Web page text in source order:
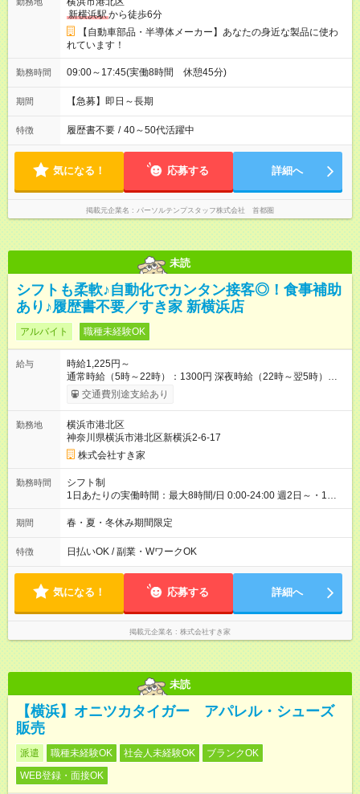
新横浜駅から徒歩6分
【自動車部品・半導体メーカー】あなたの身近な製品に使わ
れています！
勤務時間 09:00～17:45(実働8時間 休憩45分)
期間 【急募】即日～長期
特徴 履歴書不要 / 40～50代活躍中
気になる！ 応募する 詳細へ
掲載元企業名 パーソルテンプスタッフ株式会社 首都圏
未読
シフトも柔軟♪自動化でカンタン接客◎！食事補助
あり♪履歴書不要／すき家 新横浜店
アルバイト 職種未経験OK
給与
時給1,225円～
通常時給（5時～22時）：1300円 深夜時給（22時～翌5時）：
1625円 高校生時給：1225円 【特別手当】早朝手当（5：00-9：
00）時給+150円 【試用期間】試用期間あり 試用期間の長さ：1
30日（※条件変更なし）ですが、切り上げで一ヶ月とさせてい
ただきます。 研修制度あり：15時間(研修中も同時給）
交通費別途支給あり
勤務地
横浜市港北区
神奈川県横浜市港北区新横浜2-6-17
株式会社すき家
勤務時間
シフト制
1日あたりの実働時間：最大8時間/日 0:00-24:00 週2日～・1日
2h～OK ＜シフト例＞ 〇朝帯 5:00-9:00 〇昼帯 9:00-14:00 〇午
後帯 14:00-18:00 〇夜帯 18:00-22:00 〇深夜帯 22:00-翌5:00 基
ます♪
期間 春・夏・冬休み期間限定
特徴 日払いOK / 副業・WワークOK
気になる！ 応募する 詳細へ
掲載元企業名 株式会社すき家
未読
【横浜】オニツカタイガー アパレル・シューズ
販売
派遣 職種未経験OK 社会人未経験OK
ブランクOK
WEB登録・面接OK